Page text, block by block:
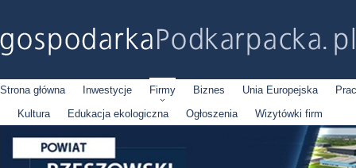
Strona główna Inwestycje Firmy Biznes Unia Europejska
Kultura
Edukacja ekologiczna Ogłoszenia Wizytówki firm